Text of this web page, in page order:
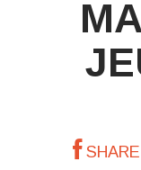
SHARE